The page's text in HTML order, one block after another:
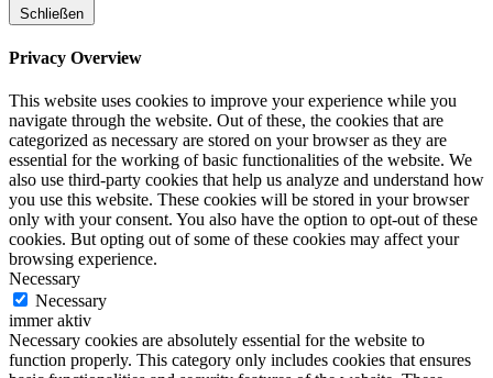
Schließen
Privacy Overview
This website uses cookies to improve your experience while you
navigate through the website. Out of these, the cookies that are
categorized as necessary are stored on your browser as they are
essential for the working of basic functionalities of the website. We
also use third-party cookies that help us analyze and understand how
you use this website. These cookies will be stored in your browser
only with your consent. You also have the option to opt-out of these
cookies. But opting out of some of these cookies may affect your
browsing experience.
Necessary
Necessary
immer aktiv
Necessary cookies are absolutely essential for the website to
function properly. This category only includes cookies that ensures